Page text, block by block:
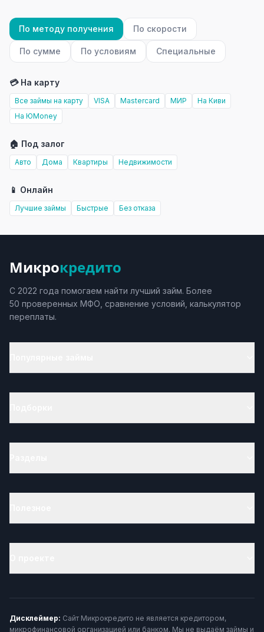
По методу получения По скорости
По сумме По условиям Специальные
💳 На карту
Все займы на карту VISA Mastercard МИР
На Киви
На ЮMoney
🏠 Под залог
Авто Дома Квартиры Недвижимости
📱 Онлайн
Лучшие займы Быстрые Без отказа
Микрокредито
С 2022 года помогаем найти лучший займ. Более
50 проверенных МФО, сравнение условий, калькулятор
переплаты.
Дисклеймер: Сайт Микрокредито не является кредитором,
микрофинансовой организацией или банком. Мы не выдаём займы и